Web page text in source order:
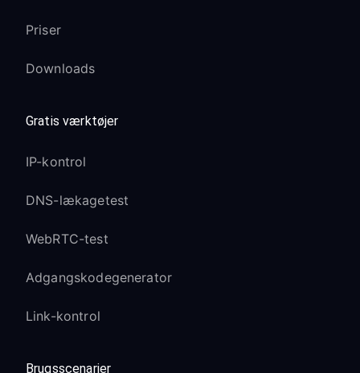
Priser
Downloads
Gratis værktøjer
IP-kontrol
DNS-lækagetest
WebRTC-test
Adgangskodegenerator
Link-kontrol
Brugsscenarier